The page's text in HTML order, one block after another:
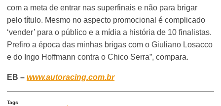
com a meta de entrar nas superfinais e não para brigar
pelo título. Mesmo no aspecto promocional é complicado
‘vender’ para o público e a mídia a história de 10 finalistas.
Prefiro a época das minhas brigas com o Giuliano Losacco
e do Ingo Hoffmann contra o Chico Serra”, compara.
EB –www.autoracing.com.br
Tags